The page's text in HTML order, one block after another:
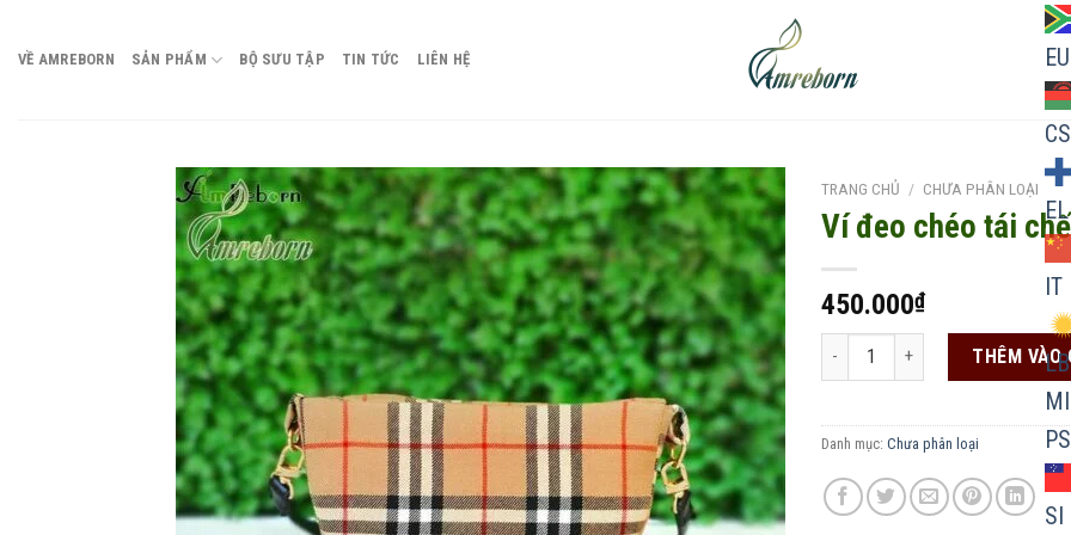
VỀ AMREBORN SẢN PHẨM BỘ SƯU TẬP TIN TỨC LIÊN HỆ
EU
CS
EL
IT
LB
MI
PS
SI
Add to
wishlist
TRANG CHỦ / CHƯA PHÂN LOẠI
Ví đeo chéo tái chế
450.000₫
Ví đeo chéo tái chế số lượng
THÊM VÀO
Danh mục: Chưa phân loại